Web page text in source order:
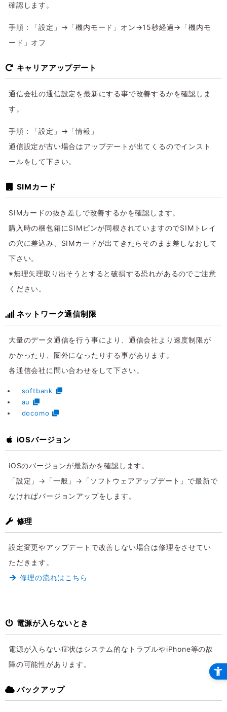
確認します。
手順：「設定」→「機内モード」オン→15秒経過→「機内モ
ード」オフ
キャリアアップデート
通信会社の通信設定を最新にする事で改善するかを確認しま
す。
手順：「設定」→「情報」
通信設定が古い場合はアップデートが出てくるのでインスト
ールをして下さい。
SIMカード
SIMカードの抜き差しで改善するかを確認します。
購入時の梱包箱にSIMピンが同根されていますのでSIMトレイ
の穴に差込み、SIMカードが出てきたらそのまま差しなおして
下さい。
※無理矢理取り出そうとすると破損する恐れがあるのでご注意
ください。
ネットワーク通信制限
大量のデータ通信を行う事により、通信会社より速度制限が
かかったり、圏外になったりする事があります。
各通信会社に問い合わせをして下さい。
softbank
au
docomo
iOSバージョン
iOSのバージョンが最新かを確認します。
「設定」→「一般」→「ソフトウェアアップデート」で最新で
なければバージョンアップをします。
修理
設定変更やアップデートで改善しない場合は修理をさせてい
ただきます。
修理の流れはこちら
電源が入らないとき
電源が入らない症状はシステム的なトラブルやiPhone等の故
障の可能性があります。
バックアップ